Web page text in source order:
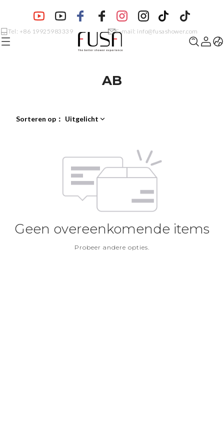
Tel: +86 19925983339 E-mail: info@fusashower.com
AB
Sorteren op ： Uitgelicht
Geen overeenkomende items
Probeer andere opties.